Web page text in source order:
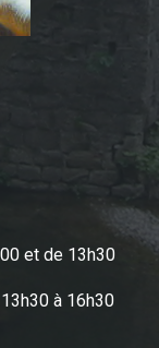
et de 13h30
à 16h30